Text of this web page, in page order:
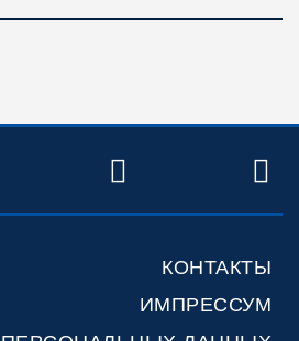
FACEBOOKYOUTUBE
КОНТАКТЫ
ИМПРЕССУМ